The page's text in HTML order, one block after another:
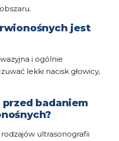
jest
i ogólnie
lekki nacisk głowicy,
przed badaniem
ultrasonografii